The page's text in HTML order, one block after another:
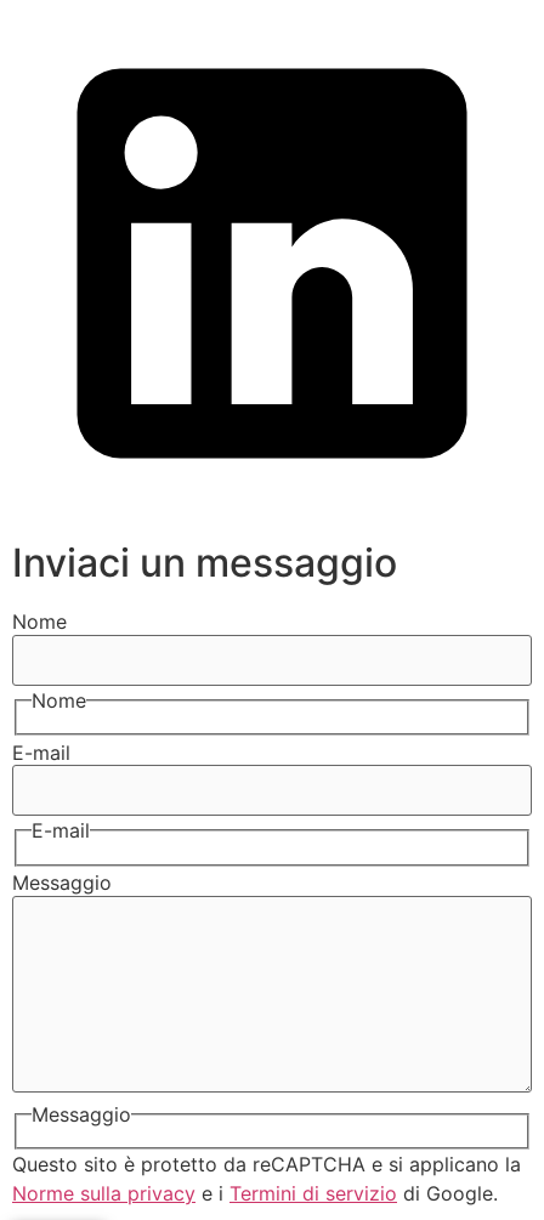
Inviaci un messaggio
Nome
Nome
E-mail
E-mail
Messaggio
Messaggio
Questo sito è protetto da reCAPTCHA e si applicano la
Norme sulla privacy e i Termini di servizio di Google.